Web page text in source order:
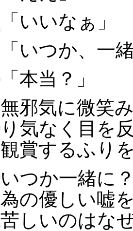
「いいなぁ」
「いつか、一
「本当？」
無邪気に微笑
り気なく目を
観賞するふり
いつか一緒に
為の優しい嘘
苦しいのはな